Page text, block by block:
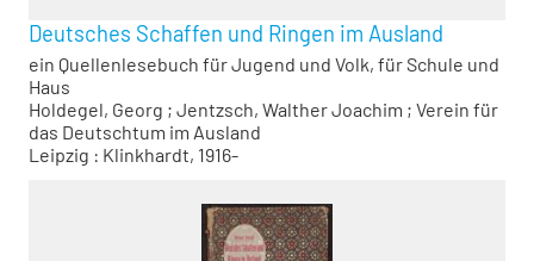
Deutsches Schaffen und Ringen im Ausland
ein Quellenlesebuch für Jugend und Volk, für Schule und
Haus
Holdegel, Georg ; Jentzsch, Walther Joachim ; Verein für
das Deutschtum im Ausland
Leipzig : Klinkhardt, 1916-